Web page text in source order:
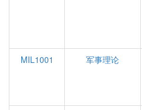
MIL1001
军事理论